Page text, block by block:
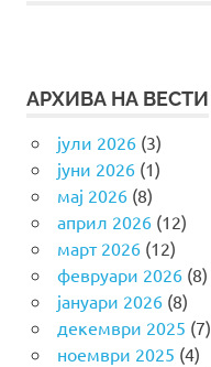
АРХИВА НА ВЕСТИ
јули 2026(3)
јуни 2026(1)
мај 2026(8)
април 2026(12)
март 2026(12)
февруари 2026(8)
јануари 2026(8)
декември 2025 (7)
ноември 2025 (4)